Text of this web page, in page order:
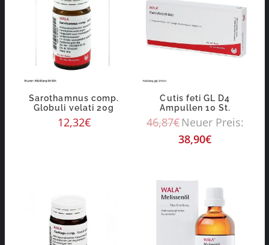
Sarothamnus comp.
Globuli velati 20g
12,32€
Cutis feti GL D4
Ampullen 10 St.
46,87€Neuer Preis:
38,90€